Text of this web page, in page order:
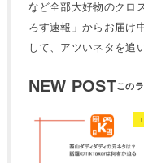
など全部大好物のクロ
ろす速報」からお届け
して、アツいネタを追
NEW POST